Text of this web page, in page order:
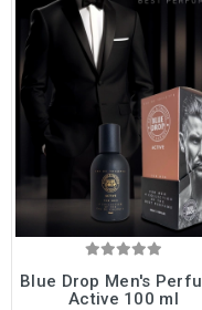
Blue Drop Men's
Active 100 ml